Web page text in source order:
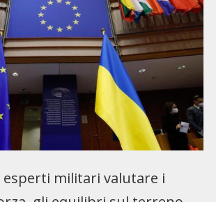
esperti militari valutare i